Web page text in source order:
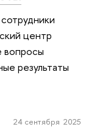
центр
вопросы
результаты
24 сентября 2025